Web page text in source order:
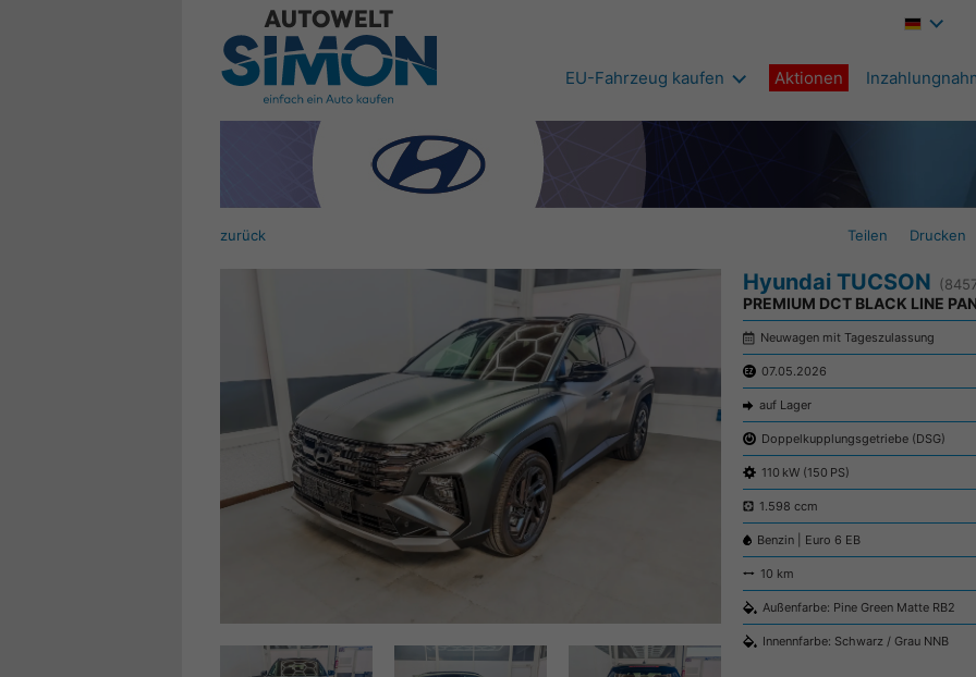
EU-Fahrzeug kaufen Aktionen
zurück Teilen Drucken
Hyundai TUCSON
PREMIUM DCT BLACK LINE
Neuwagen mit Tageszulassung
07.05.2026
auf Lager
Doppelkupplungsgetriebe (DSG)
110 kW (150 PS)
1.598 ccm
Benzin | Euro 6 EB
10 km
Außenfarbe: Pine Green Matte RB2
Innennfarbe: Schwarz / Grau NNB